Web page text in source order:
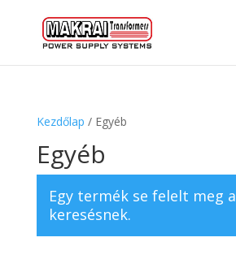
Kezdőlap / Egyéb
Egyéb
Egy termék se felelt meg a
keresésnek.